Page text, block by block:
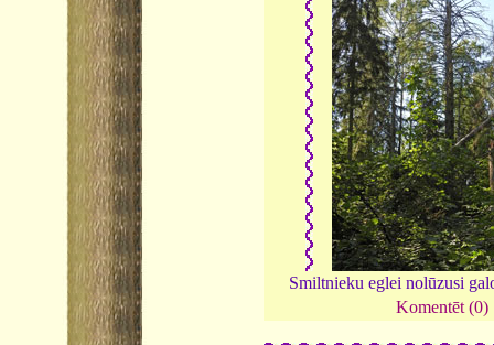
Smiltnieku eglei nolūzusi
Komentēt (0)